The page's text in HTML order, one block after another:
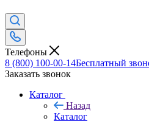
Телефоны
8 (800) 100-00-14Бесплатный
Заказать звонок
Каталог
Назад
Каталог